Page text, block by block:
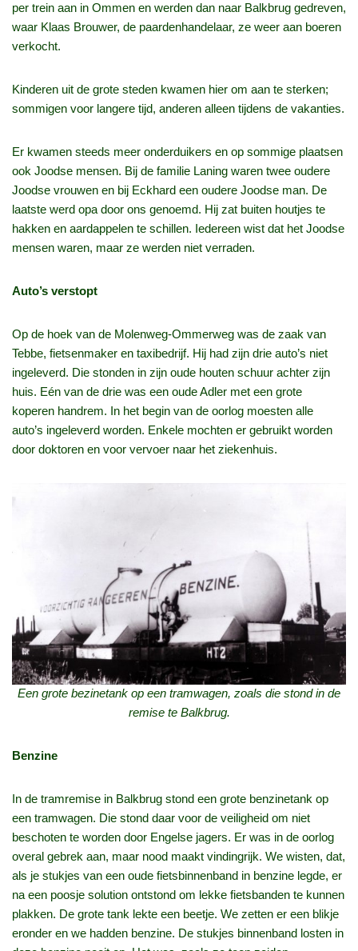
per trein aan in Ommen en werden dan naar Balkbrug gedreven,
waar Klaas Brouwer, de paardenhandelaar, ze weer aan boeren
verkocht.
Kinderen uit de grote steden kwamen hier om aan te sterken;
sommigen voor langere tijd, anderen alleen tijdens de vakanties.
Er kwamen steeds meer onderduikers en op sommige plaatsen
ook Joodse mensen. Bij de familie Laning waren twee oudere
Joodse vrouwen en bij Eckhard een oudere Joodse man. De
laatste werd opa door ons genoemd. Hij zat buiten houtjes te
hakken en aardappelen te schillen. Iedereen wist dat het Joodse
mensen waren, maar ze werden niet verraden.
Auto’s verstopt
Op de hoek van de Molenweg‑Ommerweg was de zaak van
Tebbe, fietsenmaker en taxibedrijf. Hij had zijn drie auto’s niet
ingeleverd. Die stonden in zijn oude houten schuur achter zijn
huis. Eén van de drie was een oude Adler met een grote
koperen handrem. In het begin van de oorlog moesten alle
auto’s ingeleverd worden. Enkele mochten er gebruikt worden
door doktoren en voor vervoer naar het ziekenhuis.
Een grote bezinetank op een tramwagen, zoals die stond in de
remise te Balkbrug.
Benzine
In de tramremise in Balkbrug stond een grote benzinetank op
een tramwagen. Die stond daar voor de veiligheid om niet
beschoten te worden door Engelse jagers. Er was in de oorlog
overal gebrek aan, maar nood maakt vindingrijk. We wisten, dat,
als je stukjes van een oude fietsbinnenband in benzine legde, er
na een poosje solution ontstond om lekke fietsbanden te kunnen
plakken. De grote tank lekte een beetje. We zetten er een blikje
eronder en we hadden benzine. De stukjes binnenband losten in